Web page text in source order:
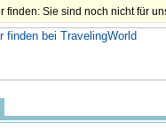
finden: Sie sind noch nicht für